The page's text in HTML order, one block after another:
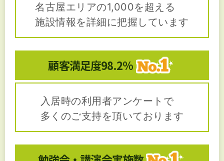
名古屋エリアの1,000を超える
施設情報を詳細に把握しています
顧客満足度98.2%
入居時の利用者アンケートで
多くのご支持を頂いております